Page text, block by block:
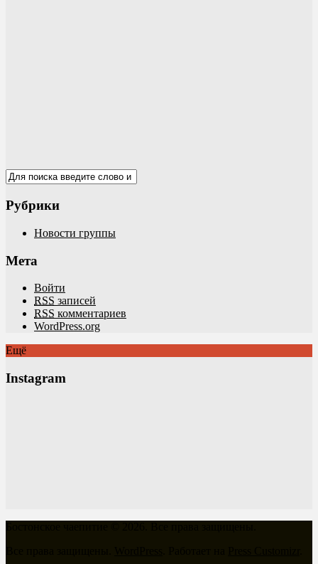
Рубрики
Новости группы
Мета
Войти
RSS записей
RSS комментариев
WordPress.org
Ещё
Instagram